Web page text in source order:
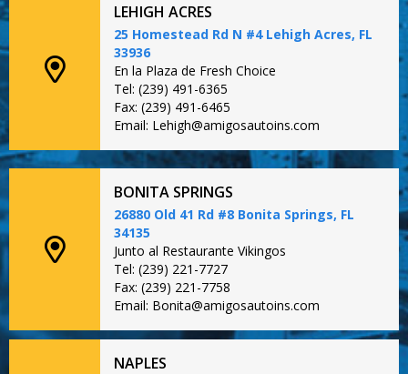
LEHIGH ACRES
25 Homestead Rd N #4 Lehigh Acres, FL
33936
En la Plaza de Fresh Choice
Tel: (239) 491-6365
Fax: (239) 491-6465
Email: Lehigh@amigosautoins.com
BONITA SPRINGS
26880 Old 41 Rd #8 Bonita Springs, FL
34135
Junto al Restaurante Vikingos
Tel: (239) 221-7727
Fax: (239) 221-7758
Email: Bonita@amigosautoins.com
NAPLES